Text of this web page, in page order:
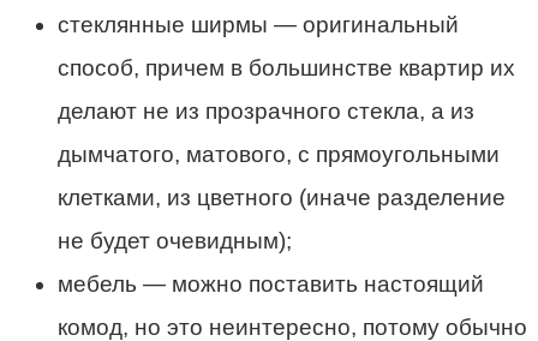
стеклянные ширмы — оригинальный
способ, причем в большинстве квартир их
делают не из прозрачного стекла, а из
дымчатого, матового, с прямоугольными
клетками, из цветного (иначе разделение
не будет очевидным);
мебель — можно поставить настоящий
комод, но это неинтересно, потому обычно